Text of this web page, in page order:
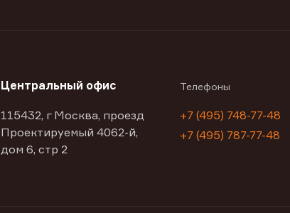
Центральный офис
115432, г Москва, проезд
Проектируемый 4062-й,
дом 6, стр 2
Телефоны
+7 (495) 748-77-48
+7 (495) 787-77-48